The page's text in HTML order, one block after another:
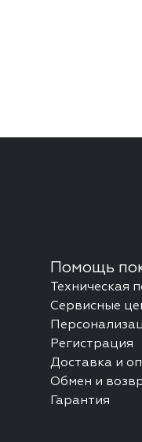
Помощь
Техническая
Сервисные
Регистрация
Доставка и
Обмен и
Гарантия